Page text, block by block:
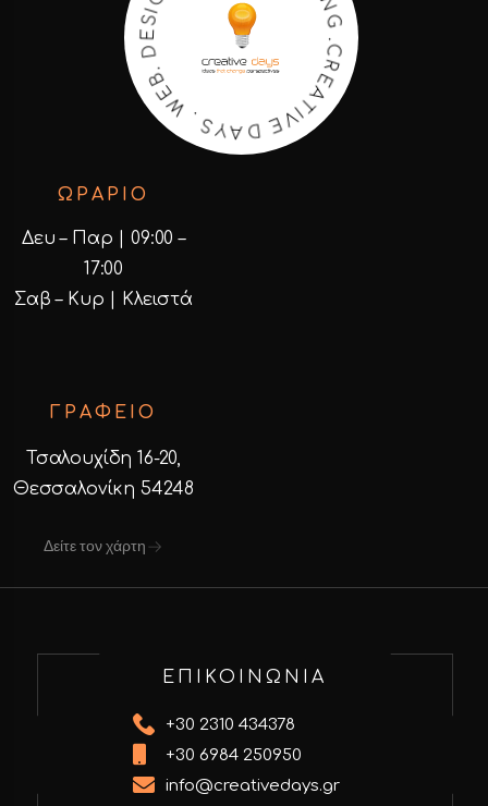
C
R
E
A
T
I
V
E
D
A
Y
S
.
W
E
B
.
D
E
S
I
G .
ΩΡΑΡΙΟ
Δευ – Παρ | 09:00 –
17:00
Σαβ – Κυρ | Κλειστά
ΓΡΑΦΕΙΟ
Τσαλουχίδη 16-20,
Θεσσαλονίκη 54248
Δείτε τον χάρτη
ΕΠΙΚΟΙΝΩΝΙΑ
+30 2310 434378
+30 6984 250950
info@creativedays.gr